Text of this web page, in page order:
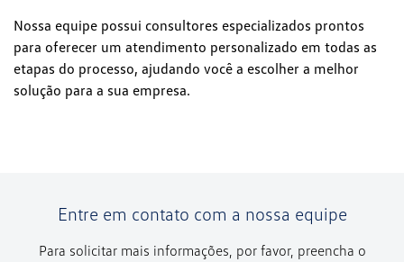
Nossa equipe possui consultores especializados prontos
para oferecer um atendimento personalizado em todas as
etapas do processo, ajudando você a escolher a melhor
solução para a sua empresa.
Entre em contato com a nossa equipe
Para solicitar mais informações, por favor, preencha o